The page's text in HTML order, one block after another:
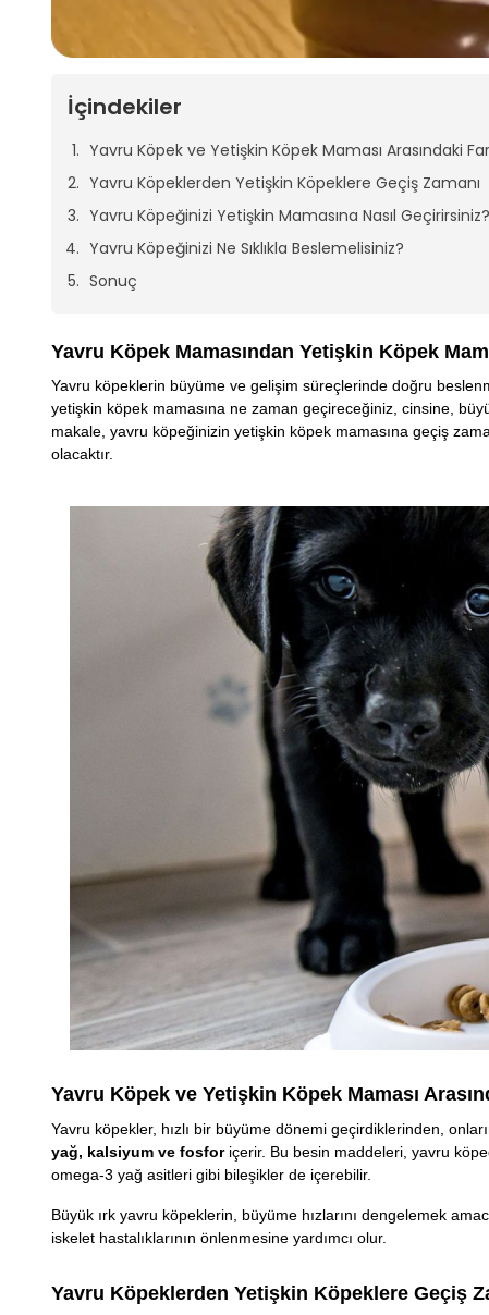
İçindekiler
Yavru Köpek ve Yetişkin Köpek Maması Arasındaki
Yavru Köpeklerden Yetişkin Köpeklere Geçiş Zamanı
Yavru Köpeğinizi Yetişkin Mamasına Nasıl Geçirirsiniz?
Yavru Köpeğinizi Ne Sıklıkla Beslemelisiniz?
Sonuç
Yavru Köpek Mamasından Yetişkin Köpek
Yavru köpeklerin büyüme ve gelişim süreçlerinde doğru
yetişkin köpek mamasına ne zaman geçireceğiniz, cinsine,
makale, yavru köpeğinizin yetişkin köpek mamasına geçiş
olacaktır.
Yavru Köpek ve Yetişkin Köpek Maması
Yavru köpekler, hızlı bir büyüme dönemi geçirdiklerinden,
yağ, kalsiyum ve fosforiçerir. Bu besin maddeleri, yavru
omega-3 yağ asitleri gibi bileşikler de içerebilir.
Büyük ırk yavru köpeklerin, büyüme hızlarını dengelemek
iskelet hastalıklarının önlenmesine yardımcı olur.
Yavru Köpeklerden Yetişkin Köpeklere Geçiş